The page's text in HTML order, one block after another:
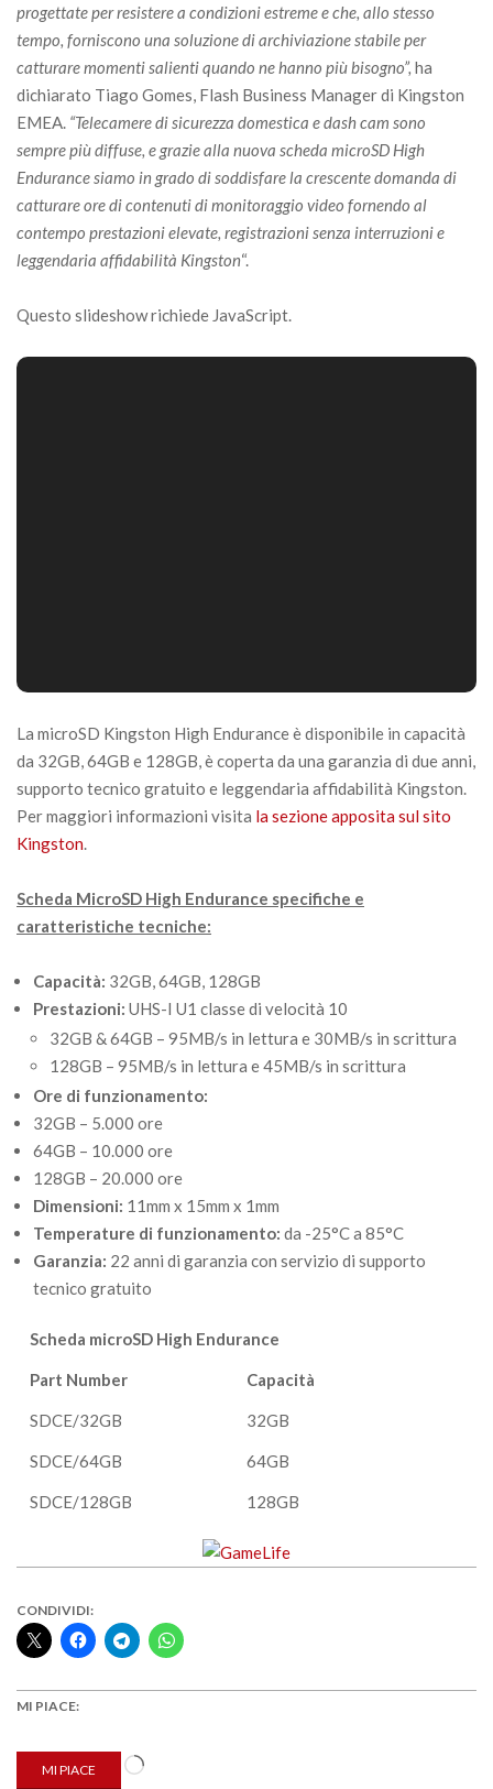
progettate per resistere a condizioni estreme e che, allo stesso
tempo, forniscono una soluzione di archiviazione stabile per
catturare momenti salienti quando ne hanno più bisogno”, ha
dichiarato Tiago Gomes, Flash Business Manager di Kingston
EMEA. “Telecamere di sicurezza domestica e dash cam sono
sempre più diffuse, e grazie alla nuova scheda microSD High
Endurance siamo in grado di soddisfare la crescente domanda di
catturare ore di contenuti di monitoraggio video fornendo al
contempo prestazioni elevate, registrazioni senza interruzioni e
leggendaria affidabilità Kingston“.
Questo slideshow richiede JavaScript.
La microSD Kingston High Endurance è disponibile in capacità
da 32GB, 64GB e 128GB, è coperta da una garanzia di due anni,
supporto tecnico gratuito e leggendaria affidabilità Kingston.
Per maggiori informazioni visita la sezione apposita sul sito
Kingston.
Scheda MicroSD High Endurance specifiche e
caratteristiche tecniche:
Capacità: 32GB, 64GB, 128GB
Prestazioni: UHS-I U1 classe di velocità 10
32GB & 64GB – 95MB/s in lettura e 30MB/s in scrittura
128GB – 95MB/s in lettura e 45MB/s in scrittura
Ore di funzionamento:
32GB – 5.000 ore
64GB – 10.000 ore
128GB – 20.000 ore
Dimensioni: 11mm x 15mm x 1mm
Temperature di funzionamento: da -25°C a 85°C
Garanzia: 22 anni di garanzia con servizio di supporto
tecnico gratuito
Scheda microSD High Endurance
Part Number Capacità
SDCE/32GB 32GB
SDCE/64GB 64GB
SDCE/128GB 128GB
CONDIVIDI:
MI PIACE:
MI PIACE
Caricamento